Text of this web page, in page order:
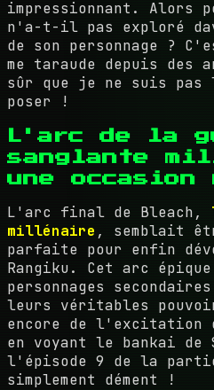
impressionnant. Alors
n'a-t-il pas exploré
de son personnage ?
me taraude depuis des
sûr que je ne suis
poser !
L'arc de la
sanglante
une occasion
L'arc final de Bleach,
millénaire , semblait
parfaite pour enfin
Rangiku. Cet arc
personnages
leurs véritables
encore de l'excitation
en voyant le bankai de
l'épisode 9 de la
simplement dément !